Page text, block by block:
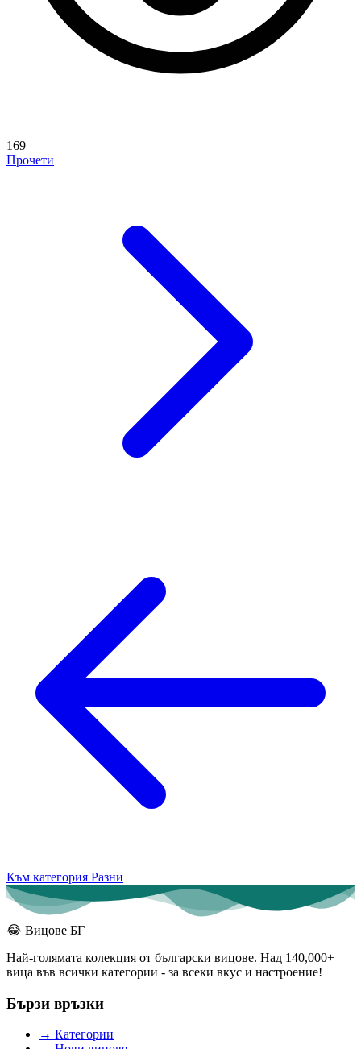
169
Прочети
Към категория Разни
😂 Вицове БГ
Най-голямата колекция от български вицове. Над 140,000+
вица във всички категории - за всеки вкус и настроение!
Бързи връзки
→ Категории